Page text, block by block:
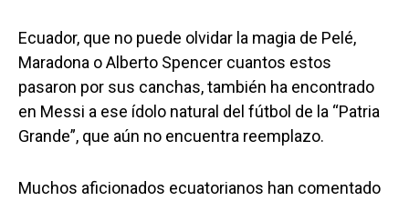
Ecuador, que no puede olvidar la magia de Pelé,
Maradona o Alberto Spencer cuantos estos
pasaron por sus canchas, también ha encontrado
en Messi a ese ídolo natural del fútbol de la “Patria
Grande”, que aún no encuentra reemplazo.
Muchos aficionados ecuatorianos han comentado